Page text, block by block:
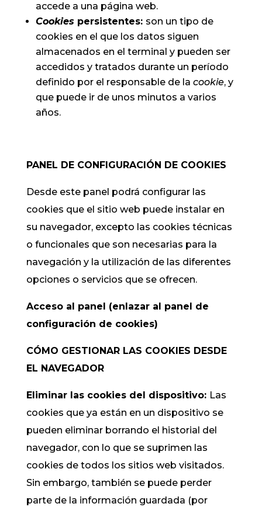
accede a una página web.
Cookies persistentes: son un tipo de
cookies en el que los datos siguen
almacenados en el terminal y pueden ser
accedidos y tratados durante un período
definido por el responsable de la cookie, y
que puede ir de unos minutos a varios
años.
PANEL DE CONFIGURACIÓN DE COOKIES
Desde este panel podrá configurar las
cookies que el sitio web puede instalar en
su navegador, excepto las cookies técnicas
o funcionales que son necesarias para la
navegación y la utilización de las diferentes
opciones o servicios que se ofrecen.
Acceso al panel (enlazar al panel de
configuración de cookies)
CÓMO GESTIONAR LAS COOKIES DESDE
EL NAVEGADOR
Eliminar las cookies del dispositivo: Las
cookies que ya están en un dispositivo se
pueden eliminar borrando el historial del
navegador, con lo que se suprimen las
cookies de todos los sitios web visitados.
Sin embargo, también se puede perder
parte de la información guardada (por